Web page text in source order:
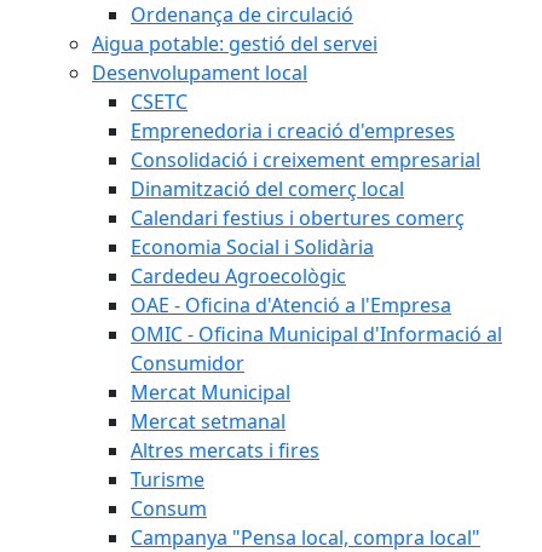
Ordenança de circulació
Aigua potable: gestió del servei
Desenvolupament local
CSETC
Emprenedoria i creació d'empreses
Consolidació i creixement empresarial
Dinamització del comerç local
Calendari festius i obertures comerç
Economia Social i Solidària
Cardedeu Agroecològic
OAE - Oficina d'Atenció a l'Empresa
OMIC - Oficina Municipal d'Informació al
Consumidor
Mercat Municipal
Mercat setmanal
Altres mercats i fires
Turisme
Consum
Campanya "Pensa local, compra local"